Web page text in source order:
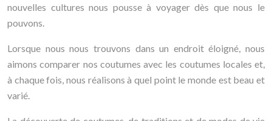
nouvelles cultures nous pousse à voyager dès que nous le
pouvons.
Lorsque nous nous trouvons dans un endroit éloigné, nous
aimons comparer nos coutumes avec les coutumes locales et,
à chaque fois, nous réalisons à quel point le monde est beau et
varié.